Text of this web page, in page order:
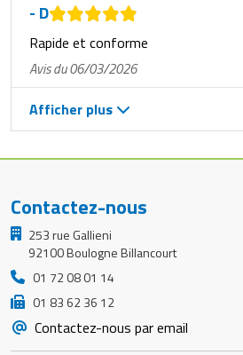
- D
Rapide et conforme
Avis du 06/03/2026
Afficher plus
Contactez-nous
253 rue Gallieni
92100 Boulogne Billancourt
01 72 08 01 14
01 83 62 36 12
Contactez-nous par email